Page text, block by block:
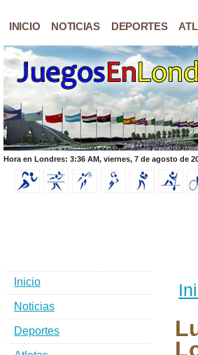
INICIO NOTICIAS DEPORTES
Hora en Londres: 3:36 AM, viernes, 7 de agosto de
Inicio
Noticias
Deportes